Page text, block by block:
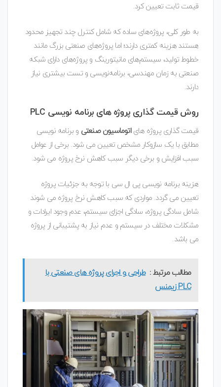
قیمت ثابت تعیین کرد.
به طور کلی، پروژه‌های ساده که شامل کنترل چند تجهیز محدود
هستند هزینه کمتری دارند؛ اما پروژه‌های صنعتی بزرگ مانند
خطوط تولید، سیستم‌های مانیتورینگ و پروژه‌های دارای شبکه
صنعتی به زمان مهندسی، برنامه‌نویسی و تست بیشتری نیاز
دارند.
روش قیمت گذاری پروژه های برنامه نویسی PLC
قیمت گذاری پروژه هایاتوماسیون صنعتی و برنامه نویسی
مطابق با یک سازوکار مشخص تعیین می شود. برخی از عوامل
سبب افزایش و برخی دیگر سبب کاهش نرخ پروژه می شود.
هزینه برنامه نویسی پی ال سی با توجه به جزئیات پروژه
تعیین می گردد. مواردی که سبب کاهش نرخ پروژه می شوند
شامل سادگی پروژه، سادگی اجزای سیستم، عدم وجود ایرادات و
مشکلات مختلف در سیستم و عدم نیاز به پشتیبانی از پروژه
می باشد.
مطالب مرتبط :
طراحی و اجرای پروژه های صنعتی با
PLC زیمنس